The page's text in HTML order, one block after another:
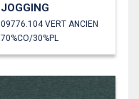
JOGGING
09776.104 VERT ANCIEN
70%CO/30%PL